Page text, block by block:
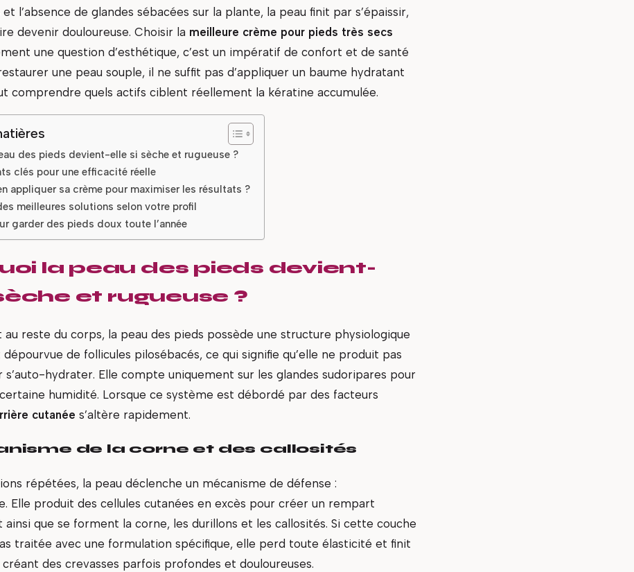
l’absence de glandes sébacées sur la plante, la peau finit par s’épaissir,
devenir douloureuse. Choisir la meilleure crème pour pieds très secs
une question d’esthétique, c’est un impératif de confort et de santé
une peau souple, il ne suffit pas d’appliquer un baume hydratant
comprendre quels actifs ciblent réellement la kératine accumulée.
des pieds devient-elle si sèche et rugueuse ?
clés pour une efficacité réelle
appliquer sa crème pour maximiser les résultats ?
meilleures solutions selon votre profil
garder des pieds doux toute l’année
la peau des pieds devient-
et rugueuse ?
reste du corps, la peau des pieds possède une structure physiologique
dépourvue de follicules pilosébacés, ce qui signifie qu’elle ne produit pas
s’auto-hydrater. Elle compte uniquement sur les glandes sudoripares pour
humidité. Lorsque ce système est débordé par des facteurs
cutanée s’altère rapidement.
de la corne et des callosités
répétées, la peau déclenche un mécanisme de défense :
Elle produit des cellules cutanées en excès pour créer un rempart
ainsi que se forment la corne, les durillons et les callosités. Si cette couche
traitée avec une formulation spécifique, elle perd toute élasticité et finit
créant des crevasses parfois profondes et douloureuses.